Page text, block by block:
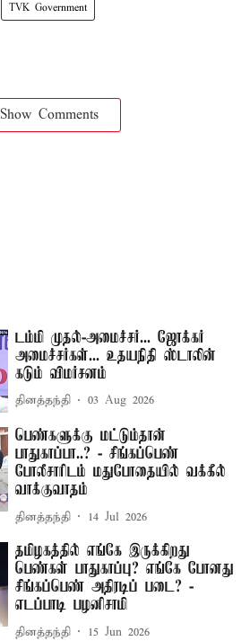
TVK Government
Show Comments
டம்மி முதல்-அமைச்சர்... ஜோக்கர்
அமைச்சர்கள்... உதயநிதி ஸ்டாலின்
கடும் விமர்சனம்
தினத்தந்தி 03 Aug 2026
பெண்களுக்கு மட்டும்தான்
பாதுகாப்பா..? - சிங்கப்பெண்
போலீசாரிடம் மதுபோதையில் வக்கீல்
வாக்குவாதம்
தினத்தந்தி 14 Jul 2026
தமிழகத்தில் எங்கே இருக்கிறது
பெண்கள் பாதுகாப்பு? எங்கே போனது
சிங்கப்பெண் அதிரடிப் படை? -
எடப்பாடி பழனிசாமி
தினத்தந்தி 15 Jun 2026